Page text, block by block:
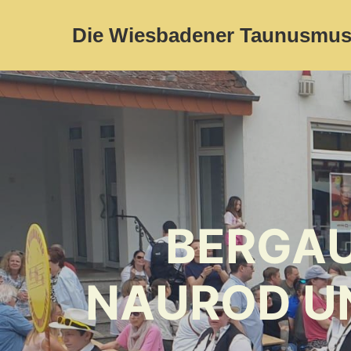
Die Wiesbadener
NAUROD